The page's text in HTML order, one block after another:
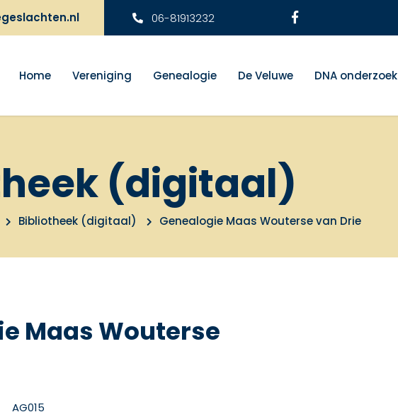
06-81913232
Home Vereniging Genealogie De Veluwe DNA onderzoek
(digitaal)
Bibliotheek (digitaal) Genealogie Maas Wouterse van Drie
Maas Wouterse
AG015